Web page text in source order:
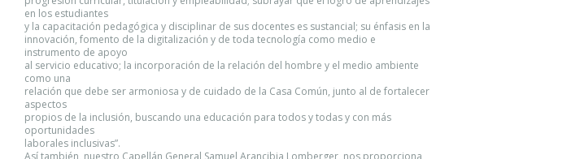
en los estudiantes
y la capacitación pedagógica y disciplinar de sus docentes es sustancial; su énfasis en la
innovación, fomento de la digitalización y de toda tecnología como medio e
instrumento de apoyo
al servicio educativo; la incorporación de la relación del hombre y el medio ambiente
como una
relación que debe ser armoniosa y de cuidado de la Casa Común, junto al de fortalecer
aspectos
propios de la inclusión, buscando una educación para todos y todas y con más
oportunidades
laborales inclusivas”.
Así también, nuestro Capellán General Samuel Arancibia Lomberger, nos proporciona